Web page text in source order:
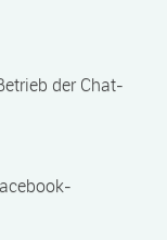
der Chat-